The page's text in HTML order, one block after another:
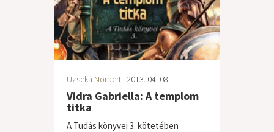
Uzseka Norbert | 2013. 04. 08.
Vidra Gabriella: A templom
titka
A Tudás könyvei 3. kötetében